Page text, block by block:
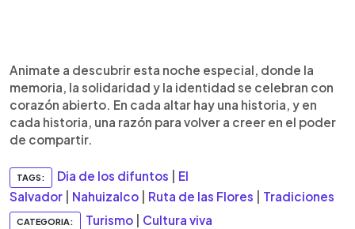
Animate a descubrir esta noche especial, donde la
memoria, la solidaridad y la identidad se celebran con
corazón abierto. En cada altar hay una historia, y en
cada historia, una razón para volver a creer en el poder
de compartir.
TAGS: Dia de los difuntos
El
Salvador
Nahuizalco Ruta de las Flores Tradiciones
CATEGORIA: Turismo Cultura viva